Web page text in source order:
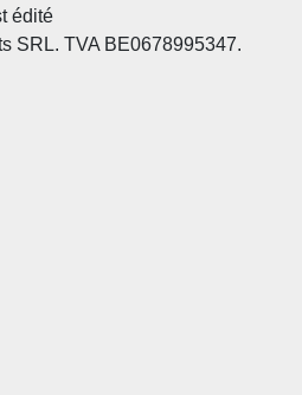
édité
SRL. TVA BE0678995347.